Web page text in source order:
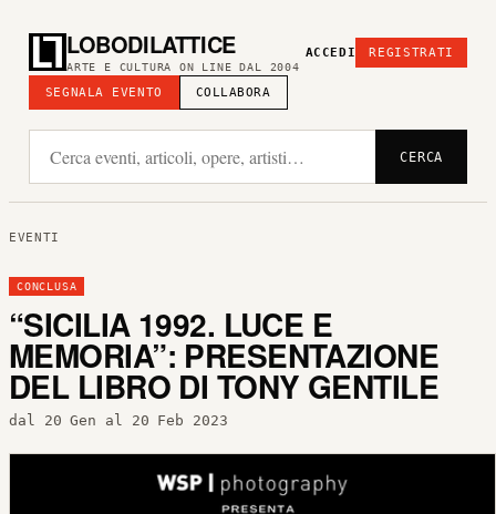
LOBODILATTICE
ARTE E CULTURA ON LINE DAL 2004
SEGNALA EVENTO COLLABORA
ACCEDI REGISTRATI
CERCA
EVENTI
CONCLUSA
“SICILIA 1992. LUCE E
MEMORIA”: PRESENTAZIONE
DEL LIBRO DI TONY GENTILE
dal 20 Gen al 20 Feb 2023